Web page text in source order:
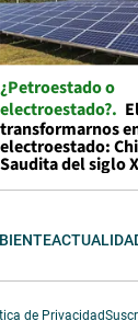
¿Petroestado o
electroestado?
transformarnos
electroestado:
Saudita del siglo
de Privacidad